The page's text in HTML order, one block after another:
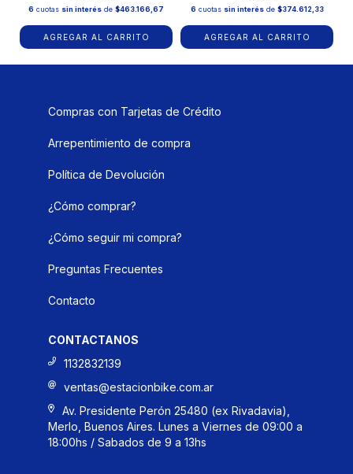
6 cuotas sin interés de $463.166,67
AGREGAR AL CARRITO
6 cuotas sin interésde $374.612,33
AGREGAR AL CARRITO
Compras con Tarjetas de Crédito
Arrepentimiento de compra
Política de Devolución
¿Cómo comprar?
¿Cómo seguir mi compra?
Preguntas Frecuentes
Contacto
CONTACTANOS
1132832139
ventas@estacionbike.com.ar
Av. Presidente Perón 25480 (ex Rivadavia),
Merlo, Buenos Aires. Lunes a Viernes de 09:00 a
18:00hs / Sabados de 9 a 13hs